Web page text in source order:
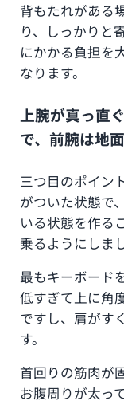
背もたれがある
り、しっかりと
にかかる負担を
なります。
上腕が真っ直
で、前腕は地
三つ目のポイン
がついた状態で
いる状態を作る
乗るようにしま
最もキーボード
低すぎて上に角
ですし、肩がす
す。
首回りの筋肉が
お腹周りが太っ